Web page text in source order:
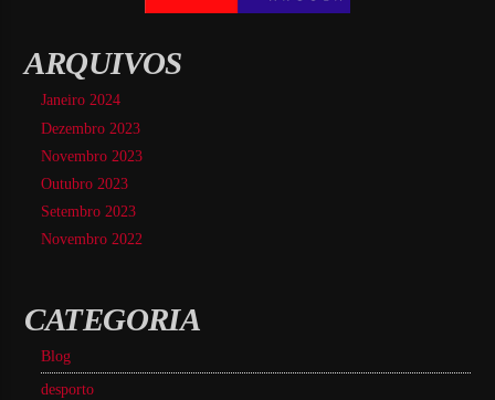
ARQUIVOS
Janeiro 2024
Dezembro 2023
Novembro 2023
Outubro 2023
Setembro 2023
Novembro 2022
CATEGORIA
Blog
desporto